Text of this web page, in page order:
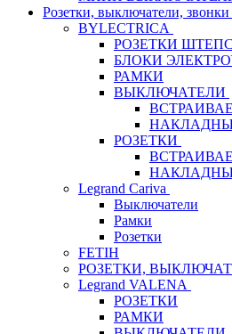
Розетки, выключатели, звонки
BYLECTRICA
РОЗЕТКИ
БЛОКИ
РАМКИ
ВЫКЛЮЧАТЕЛИ
РОЗЕТКИ
Legrand Cariva
Выключатели
Рамки
Розетки
FETIH
РОЗЕТКИ,
Legrand VALENA
РОЗЕТКИ
РАМКИ